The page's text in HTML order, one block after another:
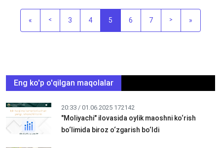
« < 3 4 5 6 7 > »
Eng ko'p o'qilgan maqolalar
20:33 / 01.06.2025 172142
"Moliyachi" ilovasida oylik maoshni ko‘rish
bo‘limida biroz o‘zgarish bo‘ldi